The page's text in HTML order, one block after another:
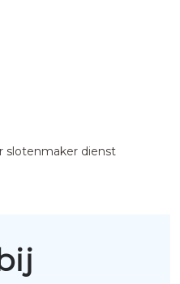
slotenmaker dienst